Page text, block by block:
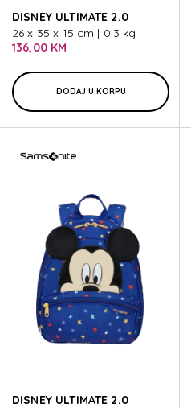
DISNEY ULTIMATE 2.0
26 x 35 x 15 cm | 0.3 kg
136,00 KM
DODAJ U KORPU
DISNEY ULTIMATE 2.0